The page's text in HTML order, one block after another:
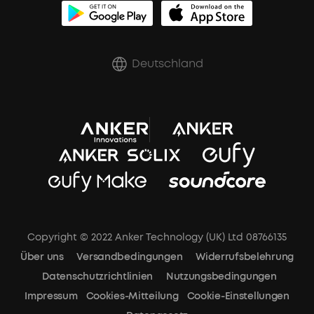
Deutschland
Copyright © 2022 Anker Technology (UK) Ltd 08766135
Über uns
Versandbedingungen
Widerrufsbelehrung
Datenschutzrichtlinien
Nutzungsbedingungen
Impressum
Cookies-Mitteilung
Cookie-Einstellungen